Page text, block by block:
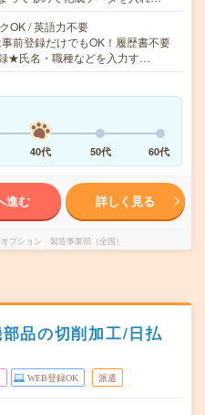
OK / 英語力不要
前登録だけでもOK！履歴書不要
★氏名・職種などを入力す…
40代 50代 60代
進む 詳しく見る
プション 製造事業部（全国）
部品の切削加工/日払
WEB登録OK 派遣